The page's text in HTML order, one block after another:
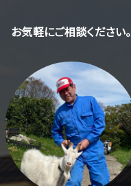
お気軽にご相談ください。